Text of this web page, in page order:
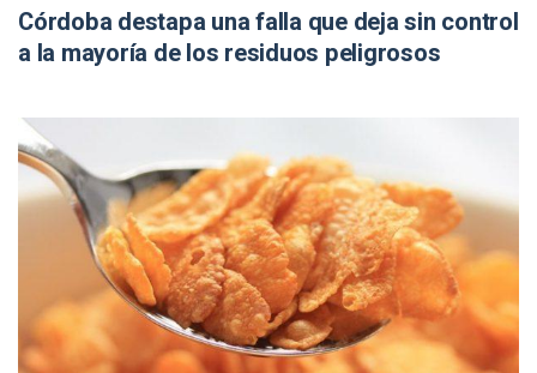
Córdoba destapa una falla que deja sin control
a la mayoría de los residuos peligrosos